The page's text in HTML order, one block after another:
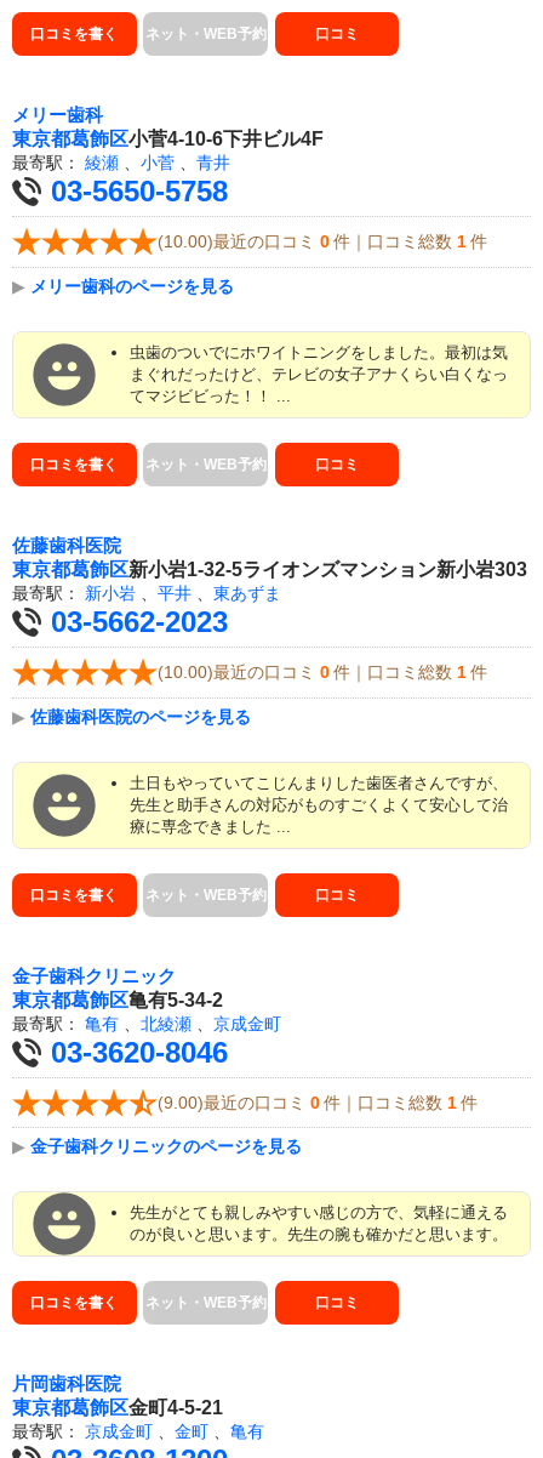
口コミを書く ネット・WEB予約 口コミ
メリー歯科
東京都葛飾区小菅4-10-6下井ビル4F
最寄駅： 綾瀬 小菅 青井
03-5650-5758
(10.00)最近の口コミ 0 件｜口コミ総数 1 件
▶ メリー歯科のページを見る
虫歯のついでにホワイトニングをしました。最初は気
まぐれだったけど、テレビの女子アナくらい白くなっ
てマジビビった！！ ...
口コミを書く ネット・WEB予約 口コミ
佐藤歯科医院
東京都葛飾区新小岩1-32-5ライオンズマンション新小岩303
最寄駅： 新小岩 平井 東あずま
03-5662-2023
(10.00)最近の口コミ 0 件｜口コミ総数 1 件
▶ 佐藤歯科医院のページを見る
土日もやっていてこじんまりした歯医者さんですが、
先生と助手さんの対応がものすごくよくて安心して治
療に専念できました ...
口コミを書く ネット・WEB予約 口コミ
金子歯科クリニック
東京都葛飾区亀有5-34-2
最寄駅： 亀有 北綾瀬 京成金町
03-3620-8046
(9.00)最近の口コミ 0 件｜口コミ総数 1 件
▶ 金子歯科クリニックのページを見る
先生がとても親しみやすい感じの方で、気軽に通える
のが良いと思います。先生の腕も確かだと思います。
口コミを書く ネット・WEB予約 口コミ
片岡歯科医院
東京都葛飾区金町4-5-21
最寄駅： 京成金町 、 金町 、 亀有